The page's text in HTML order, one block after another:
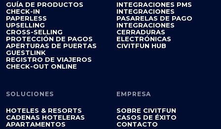
GUÍA DE PRODUCTOS
CHECK-IN
PAPERLESS
UPSELLING
CROSS-SELLING
PROTECCIÓN DE PAGOS
APERTURAS DE PUERTAS
GUESTLINK
REGISTRO DE VIAJEROS
CHECK-OUT ONLINE
INTEGRACIONES PMS
INTEGRACIONES
PASARELAS DE PAGO
INTEGRACIONES
CERRADURAS
ELECTRÓNICAS
CIVITFUN HUB
SOLUCIONES
HOTELES & RESORTS
CADENAS HOTELERAS
APARTAMENTOS
EMPRESA
SOBRE CIVITFUN
CASOS DE ÉXITO
CONTACTO